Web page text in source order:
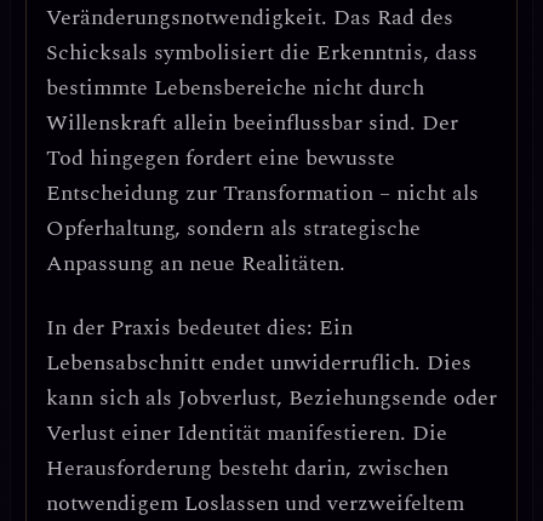
Veränderungsnotwendigkeit. Das Rad des
Schicksals symbolisiert die Erkenntnis, dass
bestimmte Lebensbereiche nicht durch
Willenskraft allein beeinflussbar sind. Der
Tod hingegen fordert eine bewusste
Entscheidung zur Transformation – nicht als
Opferhaltung, sondern als strategische
Anpassung an neue Realitäten.
In der Praxis bedeutet dies: Ein
Lebensabschnitt endet unwiderruflich. Dies
kann sich als Jobverlust, Beziehungsende oder
Verlust einer Identität manifestieren. Die
Herausforderung besteht darin, zwischen
notwendigem Loslassen und verzweifeltem